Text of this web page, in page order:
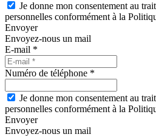
Je donne mon consentement au
personnelles conformément à la
Envoyer
Envoyez-nous un mail
E-mail *
Numéro de téléphone *
Je donne mon consentement au
personnelles conformément à la
Envoyer
Envoyez-nous un mail